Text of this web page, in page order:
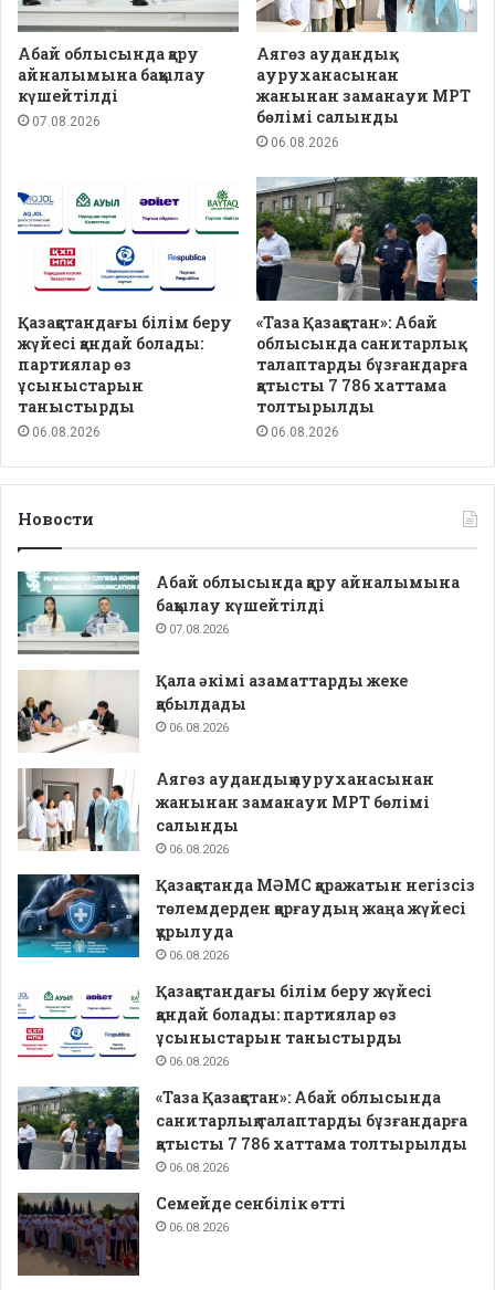
Абай облысында қару
айналымына бақылау
күшейтілді
07.08.2026
Аягөз аудандық
ауруханасынан
жанынан заманауи МРТ
бөлімі салынды
06.08.2026
Қазақстандағы білім беру
жүйесі қандай болады:
партиялар өз
ұсыныстарын
таныстырды
06.08.2026
«Таза Қазақстан»: Абай
облысында санитарлық
талаптарды бұзғандарға
қатысты 7 786 хаттама
толтырылды
06.08.2026
Новости
Абай облысында қару айналымына
бақылау күшейтілді
07.08.2026
Қала әкімі азаматтарды жеке
қабылдады
06.08.2026
Аягөз аудандық ауруханасынан
жанынан заманауи МРТ бөлімі
салынды
06.08.2026
Қазақстанда МӘМС қаражатын негізсіз
төлемдерден қорғаудың жаңа жүйесі
құрылуда
06.08.2026
Қазақстандағы білім беру жүйесі
қандай болады: партиялар өз
ұсыныстарын таныстырды
06.08.2026
«Таза Қазақстан»: Абай облысында
санитарлық талаптарды бұзғандарға
қатысты 7 786 хаттама толтырылды
06.08.2026
Семейде сенбілік өтті
06.08.2026